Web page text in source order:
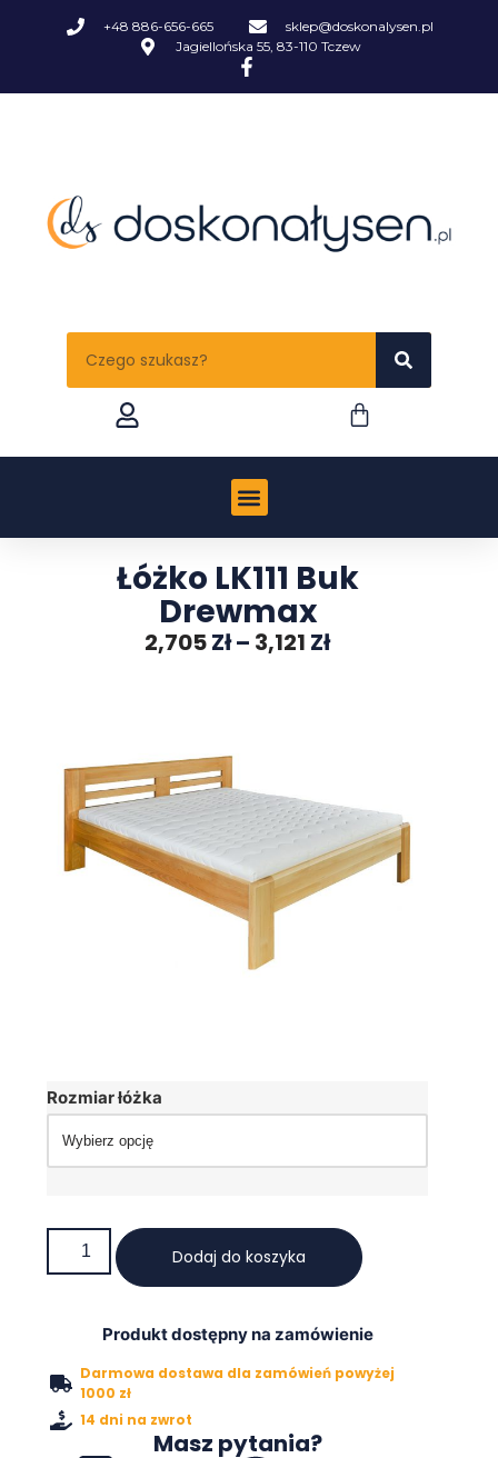
+48 886-656-665
sklep@doskonalysen.pl
Jagiellońska 55, 83-110 Tczew
Łóżko LK111 Buk
Drewmax
2,705Zł– 3,121 Zł
Rozmiar łóżka
Dodaj do koszyka
Produkt dostępny na zamówienie
Darmowa dostawa dla zamówień powyżej
1000 zł
14 dni na zwrot
Masz pytania?